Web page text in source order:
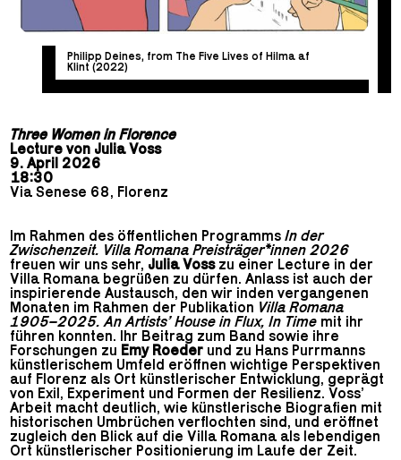
Philipp Deines, from The Five Lives of Hilma af
Klint (2022)
Three Women in Florence
Lecture von Julia Voss
9. April 2026
18:30
Via Senese 68, Florenz
Im Rahmen des öffentlichen ProgrammsIn der
Zwischenzeit. Villa Romana Preisträger*innen 2026
freuen wir uns sehr, Julia Vosszu einer Lecture in der
Villa Romana begrüßen zu dürfen. Anlass ist auch der
inspirierende Austausch, den wir inden vergangenen
Monaten im Rahmen der Publikation Villa Romana
1905–2025. An Artists’ House in Flux, In Time mit ihr
führen konnten. Ihr Beitrag zum Band sowie ihre
Forschungen zu Emy Roeder und zu Hans Purrmanns
künstlerischem Umfeld eröffnen wichtige Perspektiven
auf Florenz als Ort künstlerischer Entwicklung, geprägt
von Exil, Experiment und Formen der Resilienz. Voss’
Arbeit macht deutlich, wie künstlerische Biografien mit
historischen Umbrüchen verflochten sind, und eröffnet
zugleich den Blick auf die Villa Romana als lebendigen
Ort künstlerischer Positionierung im Laufe der Zeit.